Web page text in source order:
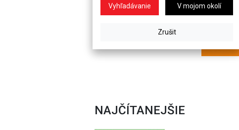
V mojom okolí
NAJČÍTANEJŠIE